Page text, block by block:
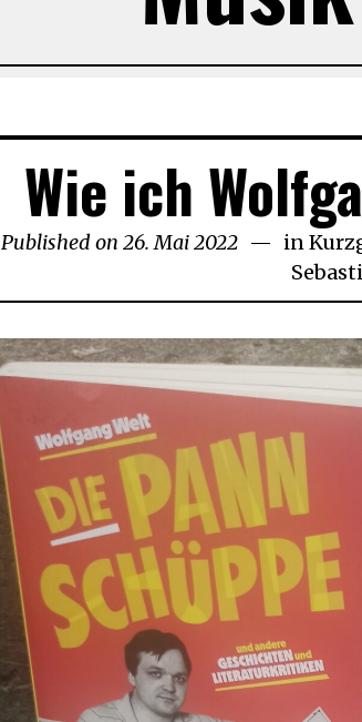
Wie ich
Published on 26. Mai 2022 17.
Februar
2026
in